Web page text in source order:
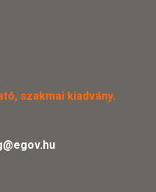
szakmai kiadvány.